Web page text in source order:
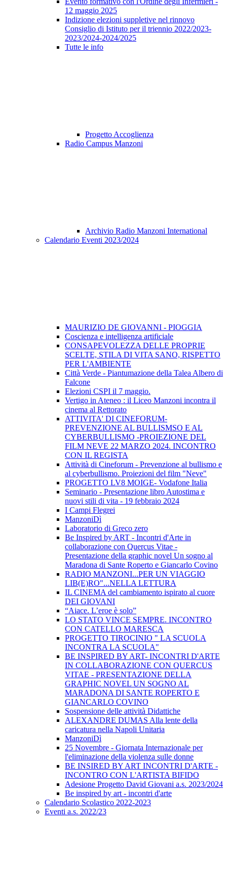
12 maggio 2025
Indizione elezioni suppletive nel rinnovo
Consiglio di Istituto per il triennio 2022/2023-
2023/2024-2024/2025
Tutte le info
Progetto Accoglienza
Radio Campus Manzoni
Archivio Radio Manzoni International
Calendario Eventi 2023/2024
MAURIZIO DE GIOVANNI - PIOGGIA
Coscienza e intelligenza artificiale
CONSAPEVOLEZZA DELLE PROPRIE
SCELTE, STILA DI VITA SANO, RISPETTO
PER L'AMBIENTE
Città Verde - Piantumazione della Talea Albero di
Falcone
Elezioni CSPI il 7 maggio.
Vertigo in Ateneo : il Liceo Manzoni incontra il
cinema al Rettorato
ATTIVITA' DI CINEFORUM-
PREVENZIONE AL BULLISMSO E AL
CYBERBULLISMO -PROIEZIONE DEL
FILM NEVE 22 MARZO 2024. INCONTRO
CON IL REGISTA
Attività di Cineforum - Prevenzione al bullismo e
al cyberbullismo. Proiezioni del film "Neve"
PROGETTO LV8 MOIGE- Vodafone Italia
Seminario - Presentazione libro Autostima e
nuovi stili di vita - 19 febbraio 2024
I Campi Flegrei
ManzoniDì
Laboratorio di Greco zero
Be Inspired by ART - Incontri d'Arte in
collaborazione con Quercus Vitae -
Presentazione della graphic novel Un sogno al
Maradona di Sante Roperto e Giancarlo Covino
RADIO MANZONI...PER UN VIAGGIO
LIB(E)RO"...NELLA LETTURA
IL CINEMA del cambiamento ispirato al cuore
DEI GIOVANI
“Aiace. L’eroe è solo”
LO STATO VINCE SEMPRE. INCONTRO
CON CATELLO MARESCA
PROGETTO TIROCINIO " LA SCUOLA
INCONTRA LA SCUOLA"
BE INSPIRED BY ART- INCONTRI D'ARTE
IN COLLABORAZIONE CON QUERCUS
VITAE - PRESENTAZIONE DELLA
GRAPHIC NOVEL UN SOGNO AL
MARADONA DI SANTE ROPERTO E
GIANCARLO COVINO
Sospensione delle attività Didattiche
ALEXANDRE DUMAS Alla lente della
caricatura nella Napoli Unitaria
ManzoniDì
25 Novembre - Giornata Internazionale per
l'eliminazione della violenza sulle donne
BE INSIRED BY ART INCONTRI D'ARTE -
INCONTRO CON L'ARTISTA BIFIDO
Adesione Progetto David Giovani a.s. 2023/2024
Be inspired by art - incontri d'arte
Calendario Scolastico 2022-2023
Eventi a.s. 2022/23